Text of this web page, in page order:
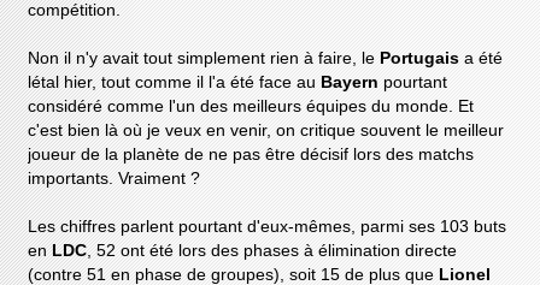
compétition.
Non il n'y avait tout simplement rien à faire, le Portugaisa été
létal hier, tout comme il l'a été face au Bayernpourtant
considéré comme l'un des meilleurs équipes du monde. Et
c'est bien là où je veux en venir, on critique souvent le meilleur
joueur de la planète de ne pas être décisif lors des matchs
importants. Vraiment ?
Les chiffres parlent pourtant d'eux-mêmes, parmi ses 103 buts
enLDC, 52 ont été lors des phases à élimination directe
(contre 51 en phase de groupes), soit 15 de plus que Lionel